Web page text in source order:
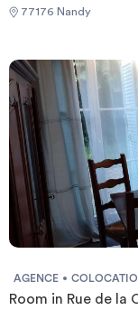
77176 Nandy
AGENCE
Room in Rue de la